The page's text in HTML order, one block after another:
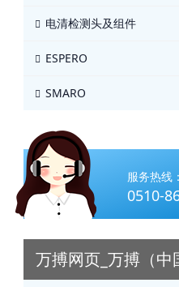
电清检测头及组件
ESPERO
SMARO
服务热线：
0510-
万搏网页_万搏（中